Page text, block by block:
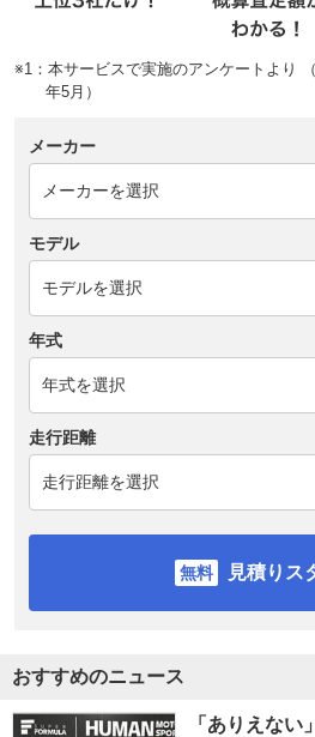
※1：本サービスで実施のアンケートより
年5月）
メーカー
モデル
年式
走行距離
見積りス
おすすめのニュース
「ありえない